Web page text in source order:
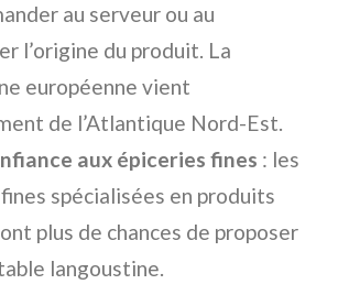
au serveur ou au
l’origine du produit. La
européenne vient
de l’Atlantique Nord-Est.
aux épiceries fines : les
spécialisées en produits
plus de chances de proposer
langoustine.